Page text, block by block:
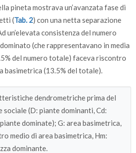
pineta mostrava un’avanzata fase di
(Tab. 2) con una netta separazione
un’elevata consistenza del numero
(che rappresentavano in media
del numero totale) faceva riscontro
basimetrica (13.5% del totale).
dendrometriche prima del
sociale (D: piante dominanti, Cd:
dominate); G: area basimetrica,
medio di area basimetrica, Hm:
dominante.